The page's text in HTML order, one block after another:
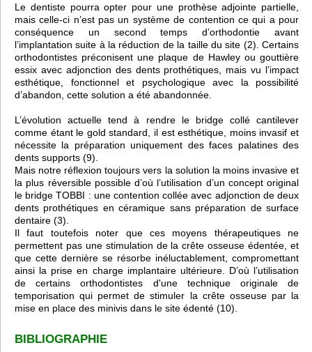
Le dentiste pourra opter pour une prothèse adjointe partielle,
mais celle-ci n’est pas un système de contention ce qui a pour
conséquence un second temps d’orthodontie avant
l’implantation suite à la réduction de la taille du site (2). Certains
orthodontistes préconisent une plaque de Hawley ou gouttière
essix avec adjonction des dents prothétiques, mais vu l’impact
esthétique, fonctionnel et psychologique avec la possibilité
d’abandon, cette solution a été abandonnée.
L’évolution actuelle tend à rendre le bridge collé cantilever
comme étant le gold standard, il est esthétique, moins invasif et
nécessite la préparation uniquement des faces palatines des
dents supports (9).
Mais notre réflexion toujours vers la solution la moins invasive et
la plus réversible possible d’où l’utilisation d’un concept original
le bridge TOBBI : une contention collée avec adjonction de deux
dents prothétiques en céramique sans préparation de surface
dentaire (3).
Il faut toutefois noter que ces moyens thérapeutiques ne
permettent pas une stimulation de la crête osseuse édentée, et
que cette dernière se résorbe inéluctablement, compromettant
ainsi la prise en charge implantaire ultérieure. D’où l’utilisation
de certains orthodontistes d'une technique originale de
temporisation qui permet de stimuler la crête osseuse par la
mise en place des minivis dans le site édenté (10).
BIBLIOGRAPHIE